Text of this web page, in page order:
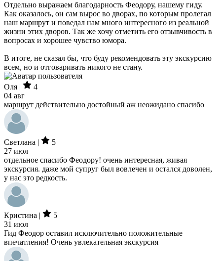
Отдельно выражаем благодарность Феодору, нашему гиду.
Как оказалось, он сам вырос во дворах, по которым пролегал
наш маршрут и поведал нам много интересного из реальной
жизни этих дворов. Так же хочу отметить его отзывчивость в
вопросах и хорошее чувство юмора.
В итоге, не сказал бы, что буду рекомендовать эту экскурсию
всем, но и отговаривать никого не стану.
Оля |
4
04 авг
маршрут действительно достойный аж неожидано спасибо
Светлана |
5
27 июл
отдельное спасибо Феодору! очень интересная, живая
экскурсия. даже мой супруг был вовлечен и остался доволен,
у нас это редкость.
Кристина |
5
31 июл
Гид Феодор оставил исключительно положительные
впечатления! Очень увлекательная экскурсия